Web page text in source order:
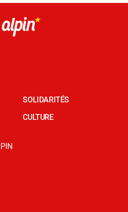
SOLIDARITÉS
CULTURE